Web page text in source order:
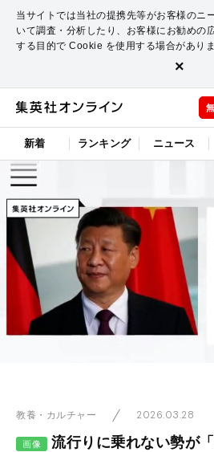
当サイトでは当社の提携先等がお客様のニ
いて調査・分析したり、お客様にお勧めの
する目的で Cookie を使用する場合がありま
×
新着 ランキング ニュース
教養・カルチャー 2026.03.28
画像
流行りに乗れない勢が